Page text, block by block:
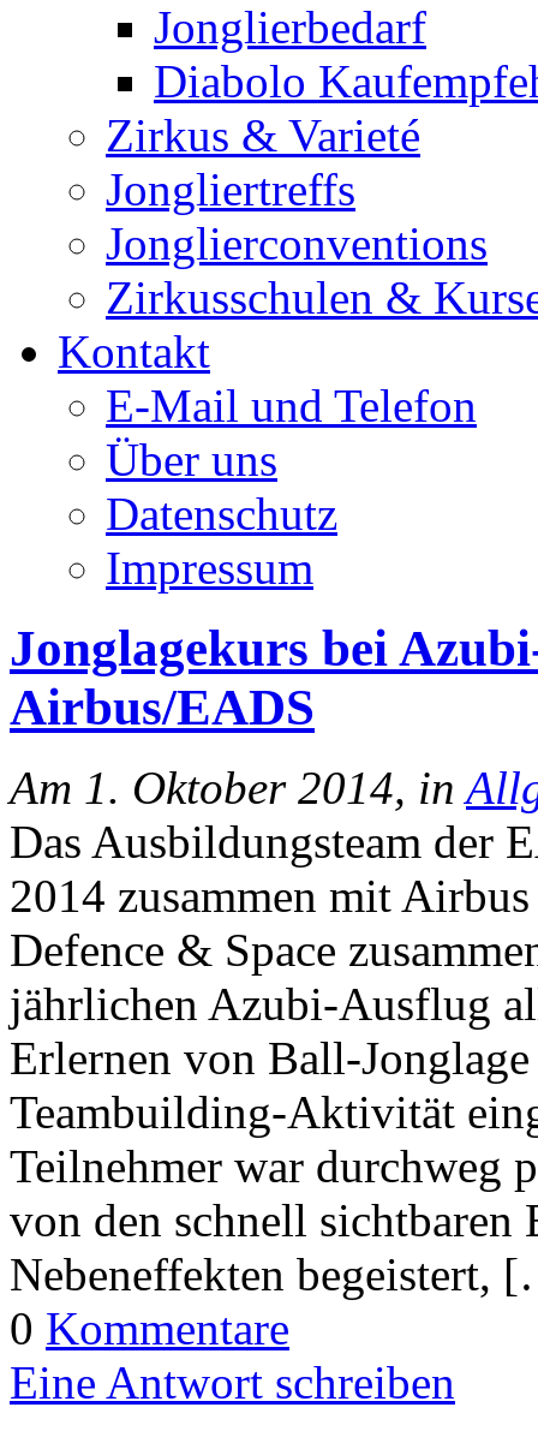
Jonglierbedarf
Diabolo
Zirkus & Varieté
Jongliertreffs
Jonglierconventions
Zirkusschulen &
Kontakt
E-Mail und Telefon
Über uns
Datenschutz
Impressum
Jonglagekurs bei
Airbus/EADS
Am 1. Oktober 2014, in
Das Ausbildungsteam der
2014 zusammen mit
Defence & Space
jährlichen Azubi-Ausflug
Erlernen von Ball-
Teambuilding-Aktivität
Teilnehmer war durchweg
von den schnell
Nebeneffekten begeistert,
0 Kommentare
Eine Antwort schreiben